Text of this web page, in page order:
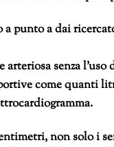
a punto a dai
senza
come quanti
non solo i